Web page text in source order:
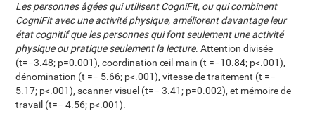
Les personnes âgées qui utilisent CogniFit, ou qui combinent
CogniFit avec une activité physique, améliorent davantage leur
état cognitif que les personnes qui font seulement une activité
physique ou pratique seulement la lecture. Attention divisée
(t=−3.48; p=0.001), coordination œil-main (t =−10.84; p<.001),
dénomination (t =− 5.66; p<.001), vitesse de traitement (t =−
5.17; p<.001), scanner visuel (t=− 3.41; p=0.002), et mémoire de
travail (t=− 4.56; p<.001).